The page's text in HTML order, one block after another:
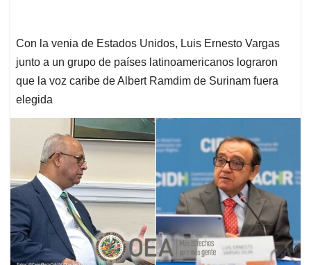
Con la venia de Estados Unidos, Luis Ernesto Vargas
junto a un grupo de países latinoamericanos lograron
que la voz caribe de Albert Ramdim de Surinam fuera
elegida